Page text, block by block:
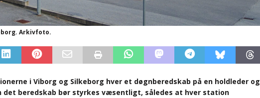
Arkivfoto.
i Viborg og Silkeborg hver et døgnberedskab på en holdleder og
det beredskab bør styrkes væsentligt, således at hver station